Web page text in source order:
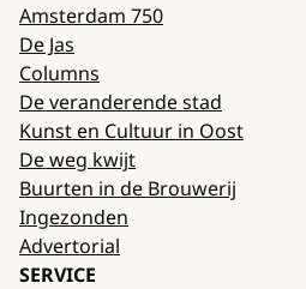
Amsterdam 750
De Jas
Columns
De veranderende stad
Kunst en Cultuur in Oost
De weg kwijt
Buurten in de Brouwerij
Ingezonden
Advertorial
SERVICE